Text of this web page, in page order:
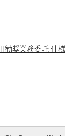
奨業務委託 仕